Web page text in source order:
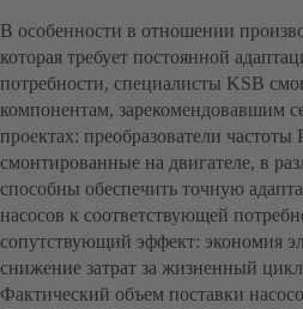
В особенности в отношении
которая требует постоянной
потребности, специалисты KSB
компонентам, зарекомендовавшим
проектах: преобразователи частоты
смонтированные на двигателе, в
способны обеспечить точную
насосов к соответствующей
сопутствующий эффект: экономия
снижение затрат за жизненный
Фактический объем поставки